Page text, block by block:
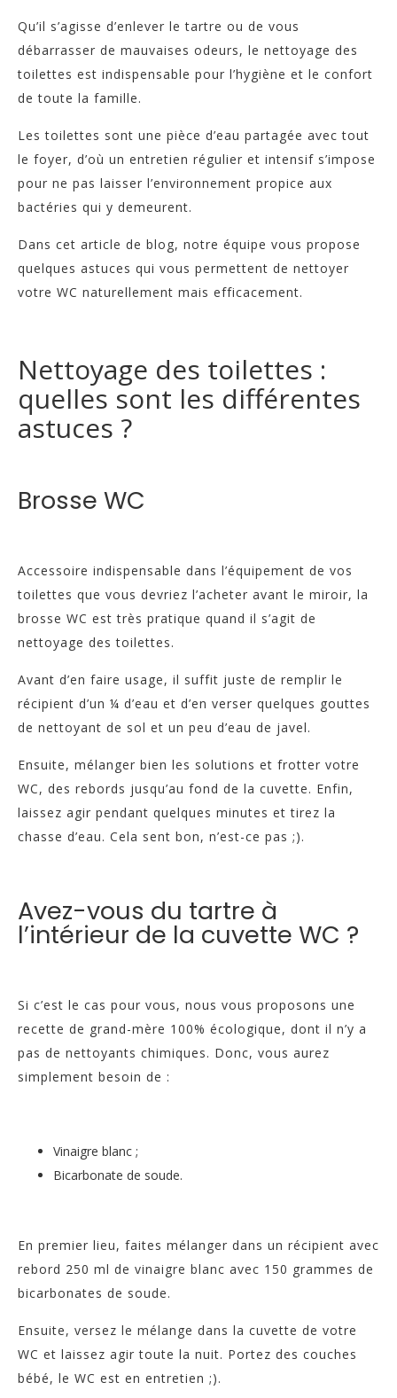
Qu’il s’agisse d’enlever le tartre ou de vous
débarrasser de mauvaises odeurs, le nettoyage des
toilettes est indispensable pour l’hygiène et le confort
de toute la famille.
Les toilettes sont une pièce d’eau partagée avec tout
le foyer, d’où un entretien régulier et intensif s’impose
pour ne pas laisser l’environnement propice aux
bactéries qui y demeurent.
Dans cet article de blog, notre équipe vous propose
quelques astuces qui vous permettent de nettoyer
votre WC naturellement mais efficacement.
Nettoyage des toilettes :
quelles sont les différentes
astuces ?
Brosse WC
Accessoire indispensable dans l’équipement de vos
toilettes que vous devriez l’acheter avant le miroir, la
brosse WC est très pratique quand il s’agit de
nettoyage des toilettes.
Avant d’en faire usage, il suffit juste de remplir le
récipient d’un ¼ d’eau et d’en verser quelques gouttes
de nettoyant de sol et un peu d’eau de javel.
Ensuite, mélanger bien les solutions et frotter votre
WC, des rebords jusqu’au fond de la cuvette. Enfin,
laissez agir pendant quelques minutes et tirez la
chasse d’eau. Cela sent bon, n’est-ce pas ;).
Avez-vous du tartre à
l’intérieur de la cuvette WC ?
Si c’est le cas pour vous, nous vous proposons une
recette de grand-mère 100% écologique, dont il n’y a
pas de nettoyants chimiques. Donc, vous aurez
simplement besoin de :
Vinaigre blanc ;
Bicarbonate de soude.
En premier lieu, faites mélanger dans un récipient avec
rebord 250 ml de vinaigre blanc avec 150 grammes de
bicarbonates de soude.
Ensuite, versez le mélange dans la cuvette de votre
WC et laissez agir toute la nuit. Portez des couches
bébé, le WC est en entretien ;).